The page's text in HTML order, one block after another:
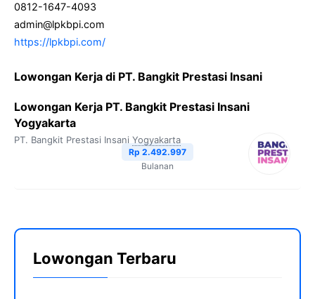
0812-1647-4093
admin@lpkbpi.com
https://lpkbpi.com/
Lowongan Kerja di PT. Bangkit Prestasi Insani
Lowongan Kerja PT. Bangkit Prestasi Insani
Yogyakarta
PT. Bangkit Prestasi Insani Yogyakarta
Rp 2.492.997
Bulanan
Lowongan Terbaru